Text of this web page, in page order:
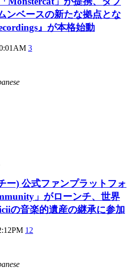
ンベースの新たな拠点とな
』が本格始動
3
ー) 公式ファンプラットフォ
」がローンチ、世界
の音楽的遺産の継承に参加
12